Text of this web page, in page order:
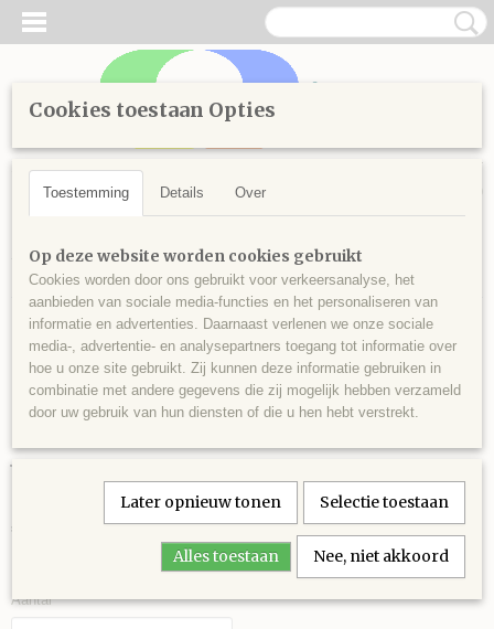
Inloggen Registreren
UW WINKELWAGEN
Home >Diamond Painting> Losse steentjes vierkant
vanaf 700 >Vierkante steentjes nr 797
Vierkante steentjes nr 797
€ 0,30
Aantal
Cookies toestaan Opties
Toestemming Details Over
Op deze website worden cookies gebruikt
Cookies worden door ons gebruikt voor verkeersanalyse, het
aanbieden van sociale media-functies en het personaliseren van
informatie en advertenties. Daarnaast verlenen we onze sociale
media-, advertentie- en analysepartners toegang tot informatie over
hoe u onze site gebruikt. Zij kunnen deze informatie gebruiken in
combinatie met andere gegevens die zij mogelijk hebben verzameld
door uw gebruik van hun diensten of die u hen hebt verstrekt.
Later opnieuw tonen Selectie toestaan
Alles toestaan Nee, niet akkoord